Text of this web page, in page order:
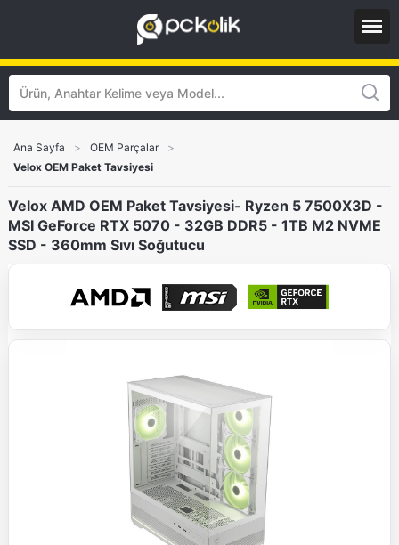
Ana Sayfa > OEM Parçalar
>
Velox OEM Paket Tavsiyesi
Velox AMD OEM Paket Tavsiyesi- Ryzen 5 7500X3D -
MSI GeForce RTX 5070 - 32GB DDR5 - 1TB M2 NVME
SSD - 360mm Sıvı Soğutucu